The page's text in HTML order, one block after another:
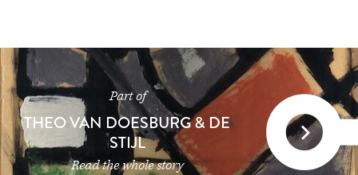
Part of
THEO VAN DOESBURG & DE
STIJL
Read the whole story